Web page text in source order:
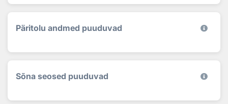
Päritolu andmed puuduvad
Sõna seosed puuduvad